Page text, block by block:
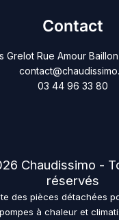
Contact
Grelot Rue Amour
03 44 96 33 80
Chaudissimo -
réservés
des pièces détachées
pompes à chaleur et